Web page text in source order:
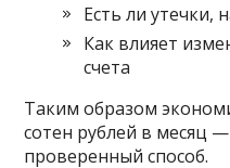
Есть ли утечки,
Как влияет
счета
Таким образом
сотен рублей в месяц
проверенный способ.